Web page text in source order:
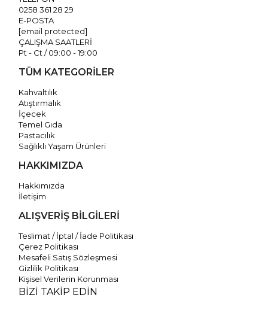
0258 361 28 29
E-POSTA
[email protected]
ÇALIŞMA SAATLERİ
Pt - Ct / 09:00 - 19:00
TÜM KATEGORİLER
Kahvaltılık
Atıştırmalık
İçecek
Temel Gıda
Pastacılık
Sağlıklı Yaşam Ürünleri
HAKKIMIZDA
Hakkımızda
İletişim
ALIŞVERİŞ BİLGİLERİ
Teslimat / İptal / İade Politikası
Çerez Politikası
Mesafeli Satış Sözleşmesi
Gizlilik Politikası
Kişisel Verilerin Korunması
BİZİ TAKİP EDİN